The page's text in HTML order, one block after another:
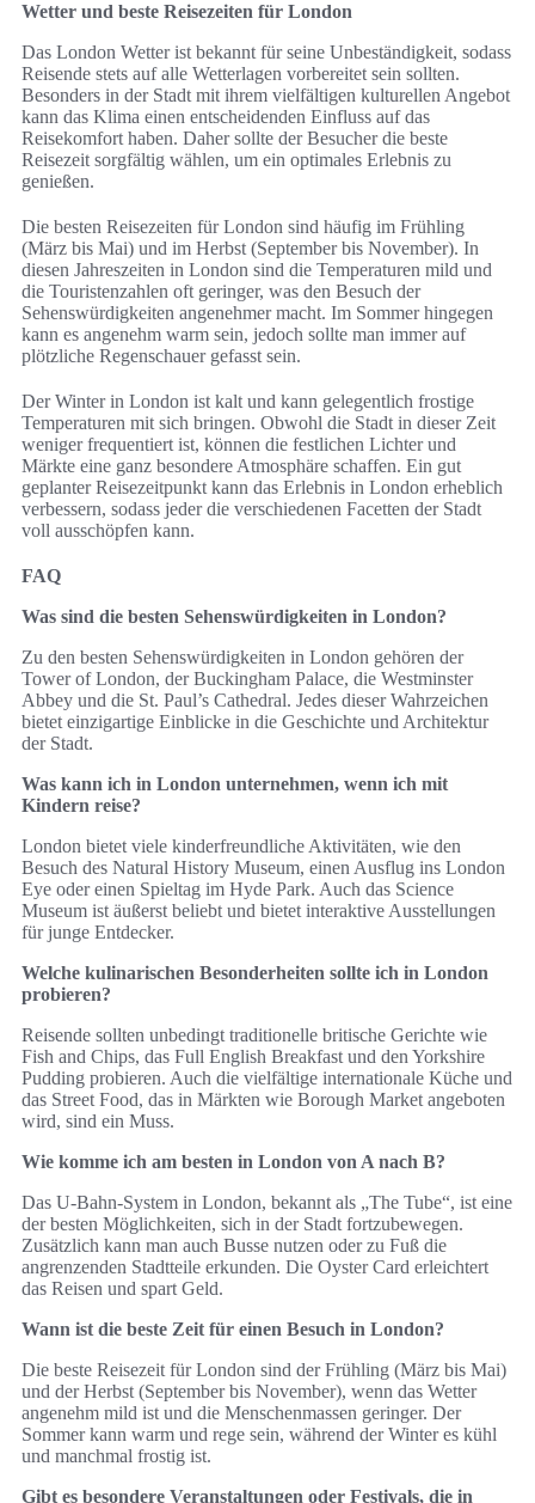
Wetter und beste Reisezeiten für London
Das London Wetter ist bekannt für seine Unbeständigkeit, sodass
Reisende stets auf alle Wetterlagen vorbereitet sein sollten.
Besonders in der Stadt mit ihrem vielfältigen kulturellen Angebot
kann das Klima einen entscheidenden Einfluss auf das
Reisekomfort haben. Daher sollte der Besucher die beste
Reisezeit sorgfältig wählen, um ein optimales Erlebnis zu
genießen.
Die besten Reisezeiten für London sind häufig im Frühling
(März bis Mai) und im Herbst (September bis November). In
diesen Jahreszeiten in London sind die Temperaturen mild und
die Touristenzahlen oft geringer, was den Besuch der
Sehenswürdigkeiten angenehmer macht. Im Sommer hingegen
kann es angenehm warm sein, jedoch sollte man immer auf
plötzliche Regenschauer gefasst sein.
Der Winter in London ist kalt und kann gelegentlich frostige
Temperaturen mit sich bringen. Obwohl die Stadt in dieser Zeit
weniger frequentiert ist, können die festlichen Lichter und
Märkte eine ganz besondere Atmosphäre schaffen. Ein gut
geplanter Reisezeitpunkt kann das Erlebnis in London erheblich
verbessern, sodass jeder die verschiedenen Facetten der Stadt
voll ausschöpfen kann.
FAQ
Was sind die besten Sehenswürdigkeiten in London?
Zu den besten Sehenswürdigkeiten in London gehören der
Tower of London, der Buckingham Palace, die Westminster
Abbey und die St. Paul’s Cathedral. Jedes dieser Wahrzeichen
bietet einzigartige Einblicke in die Geschichte und Architektur
der Stadt.
Was kann ich in London unternehmen, wenn ich mit
Kindern reise?
London bietet viele kinderfreundliche Aktivitäten, wie den
Besuch des Natural History Museum, einen Ausflug ins London
Eye oder einen Spieltag im Hyde Park. Auch das Science
Museum ist äußerst beliebt und bietet interaktive Ausstellungen
für junge Entdecker.
Welche kulinarischen Besonderheiten sollte ich in London
probieren?
Reisende sollten unbedingt traditionelle britische Gerichte wie
Fish and Chips, das Full English Breakfast und den Yorkshire
Pudding probieren. Auch die vielfältige internationale Küche und
das Street Food, das in Märkten wie Borough Market angeboten
wird, sind ein Muss.
Wie komme ich am besten in London von A nach B?
Das U-Bahn-System in London, bekannt als „The Tube“, ist eine
der besten Möglichkeiten, sich in der Stadt fortzubewegen.
Zusätzlich kann man auch Busse nutzen oder zu Fuß die
angrenzenden Stadtteile erkunden. Die Oyster Card erleichtert
das Reisen und spart Geld.
Wann ist die beste Zeit für einen Besuch in London?
Die beste Reisezeit für London sind der Frühling (März bis Mai)
und der Herbst (September bis November), wenn das Wetter
angenehm mild ist und die Menschenmassen geringer. Der
Sommer kann warm und rege sein, während der Winter es kühl
und manchmal frostig ist.
Gibt es besondere Veranstaltungen oder Festivals, die in